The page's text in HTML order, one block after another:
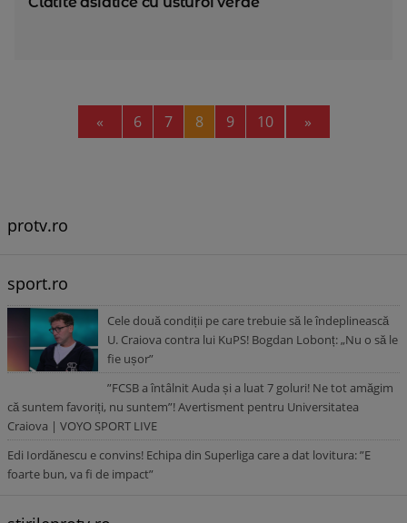
«Previous
6 7 8 9 10 »Next
protv.ro
sport.ro
Cele două condiții pe care trebuie să le îndeplinească
U. Craiova contra lui KuPS! Bogdan Lobonț: „Nu o să le
fie ușor”
”FCSB a întâlnit Auda și a luat 7 goluri! Ne tot amăgim
că suntem favoriți, nu suntem”! Avertisment pentru Universitatea
Craiova | VOYO SPORT LIVE
Edi Iordănescu e convins! Echipa din Superliga care a dat lovitura: ”E
foarte bun, va fi de impact”